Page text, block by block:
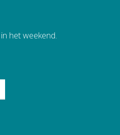
het weekend.